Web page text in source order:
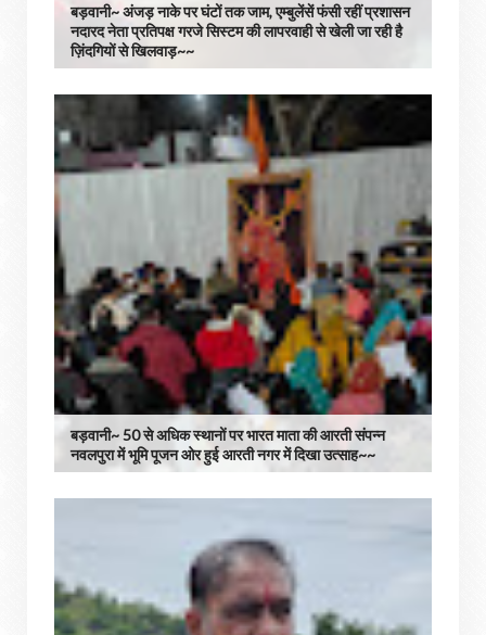
बड़वानी~ अंजड़ नाके पर घंटों तक जाम, एम्बुलेंसें फंसी रहीं प्रशासन
नदारद नेता प्रतिपक्ष गरजे सिस्टम की लापरवाही से खेली जा रही है
ज़िंदगियों से खिलवाड़~~
बड़वानी~ 50 से अधिक स्थानों पर भारत माता की आरती संपन्न
नवलपुरा में भूमि पूजन ओर हुई आरती नगर में दिखा उत्साह~~